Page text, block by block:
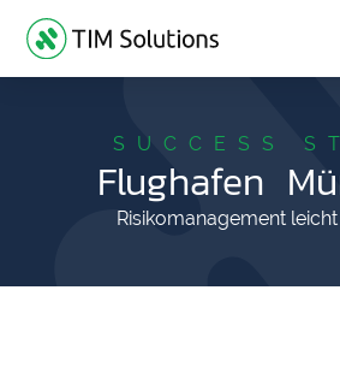
SUCCESS
Flughafen
Risikomanagement